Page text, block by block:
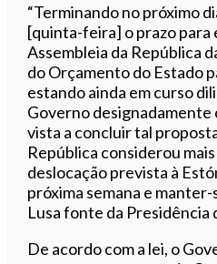
“Terminando no próximo
[quinta-feira] o prazo para
Assembleia da República
do Orçamento do Estado
estando ainda em curso
Governo designadamente
vista a concluir tal
República considerou
deslocação prevista à
próxima semana e manter-
Lusa fonte da Presidência
De acordo com a lei, o